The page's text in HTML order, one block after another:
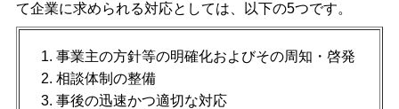
て企業に求められる対応としては、以下の5つです。
事業主の方針等の明確化およびその周知・啓発
相談体制の整備
事後の迅速かつ適切な対応